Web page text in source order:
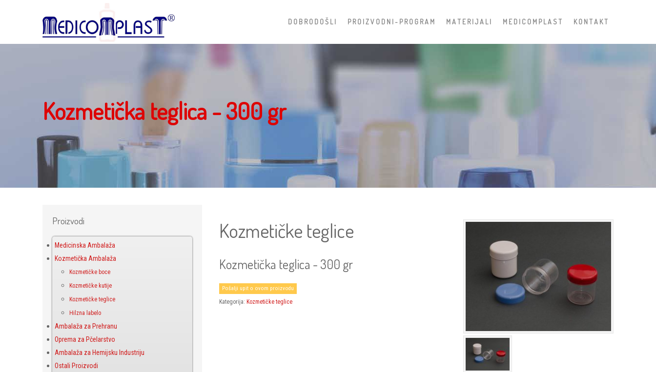
D O B R O D O Š L I P R O I Z V O D N I - P R O G R A M M A T E R I J A L I M E D I C O M P L A S T K O N T A K T
Kozmetička teglica - 300 gr
Kozmetičke teglice
Kozmetička teglica - 300 gr
Pošalji upit o ovom proizvodu
Kategorija: Kozmetičke teglice
Proizvodi
Medicinska Ambalaža
Kozmetička Ambalaža
Kozmetičke boce
Kozmetičke kutije
Kozmetičke teglice
Hilzna labelo
Ambalaža za Prehranu
Oprema za Pčelarstvo
Ambalaža za Hemijsku Industriju
Ostali Proizvodi